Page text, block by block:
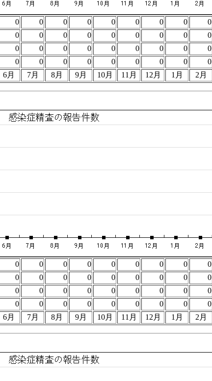
0 0 0 0 0 0 0 0 0
0 0 0 0 0 0 0 0 0
0 0 0 0 0 0 0 0 0
0 0 0 0 0 0 0 0 0
6月 7月 8月 9月 10月 11月 12月 1月 2月
0 0 0 0 0 0 0 0 0
0 0 0 0 0 0 0 0 0
0 0 0 0 0 0 0 0 0
0 0 0 0 0 0 0 0 0
6月 7月 8月 9月 10月 11月 12月 1月 2月